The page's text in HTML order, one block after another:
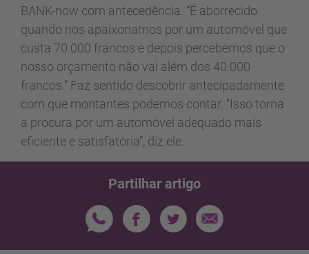
BANK-now com antecedência. “É aborrecido
quando nos apaixonamos por um automóvel que
custa 70.000 francos e depois percebemos que o
nosso orçamento não vai além dos 40.000
francos.” Faz sentido descobrir antecipadamente
com que montantes podemos contar. “Isso torna
a procura por um automóvel adequado mais
eficiente e satisfatória”, diz ele.
Partilhar artigo